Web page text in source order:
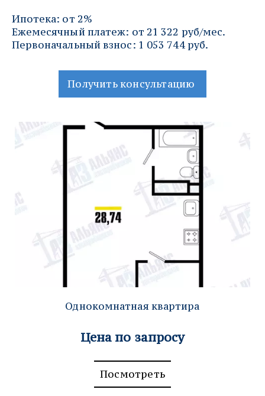
Ипотека: от 2%
Ежемесячный платеж: от 21 322 руб/мес.
Первоначальный взнос: 1 053 744 руб.
Получить консультацию
Однокомнатная квартира
Цена по запросу
Посмотреть